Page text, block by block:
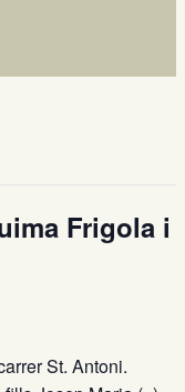
Frigola i
St. Antoni.